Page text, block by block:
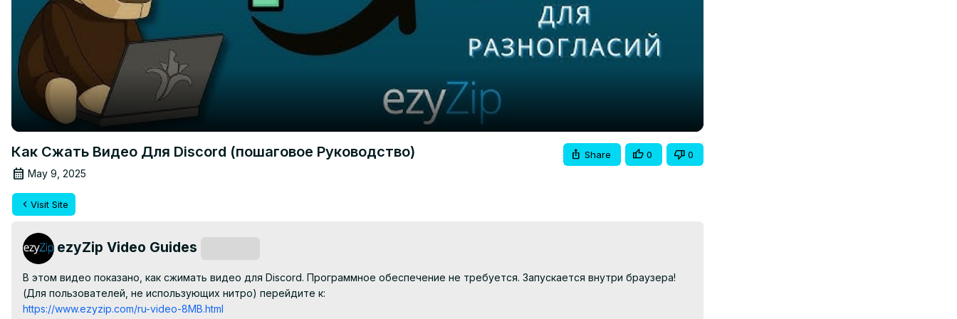
Как Сжать Видео Для Discord (пошаговое Руководство)
May 9, 2025
Share 0 0
Visit Site
ezyZip Video Guides
В этом видео показано, как сжимать видео для Discord. Программное обеспечение не требуется. Запускается внутри браузера!
(Для пользователей, не использующих нитро) перейдите к:
https://www.ezyzip.com/ru-video-8MB.html